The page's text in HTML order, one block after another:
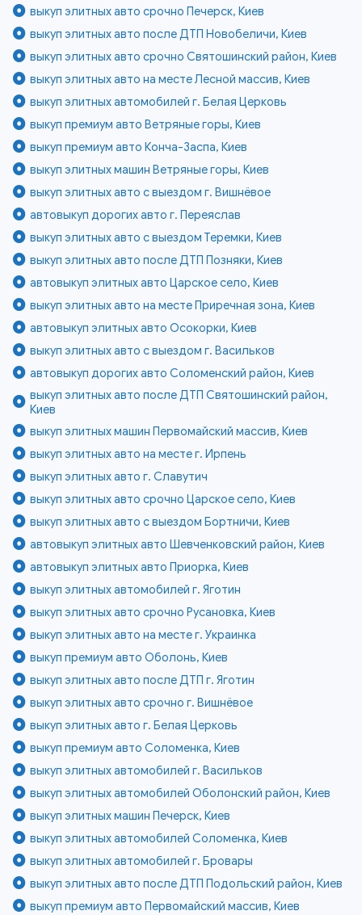
выкуп элитных авто срочно Печерск, Киев
выкуп элитных авто после ДТП Новобеличи, Киев
выкуп элитных авто срочно Святошинский район, Киев
выкуп элитных авто на месте Лесной массив, Киев
выкуп элитных автомобилей г. Белая Церковь
выкуп премиум авто Ветряные горы, Киев
выкуп премиум авто Конча-Заспа, Киев
выкуп элитных машин Ветряные горы, Киев
выкуп элитных авто с выездом г. Вишнёвое
автовыкуп дорогих авто г. Переяслав
выкуп элитных авто с выездом Теремки, Киев
выкуп элитных авто после ДТП Позняки, Киев
автовыкуп элитных авто Царское село, Киев
выкуп элитных авто на месте Приречная зона, Киев
автовыкуп элитных авто Осокорки, Киев
выкуп элитных авто с выездом г. Васильков
автовыкуп дорогих авто Соломенский район, Киев
выкуп элитных авто после ДТП Святошинский район,
Киев
выкуп элитных машин Первомайский массив, Киев
выкуп элитных авто на месте г. Ирпень
выкуп элитных авто г. Славутич
выкуп элитных авто срочно Царское село, Киев
выкуп элитных авто с выездом Бортничи, Киев
автовыкуп элитных авто Шевченковский район, Киев
автовыкуп элитных авто Приорка, Киев
выкуп элитных автомобилей г. Яготин
выкуп элитных авто срочно Русановка, Киев
выкуп элитных авто на месте г. Украинка
выкуп премиум авто Оболонь, Киев
выкуп элитных авто после ДТП г. Яготин
выкуп элитных авто срочно г. Вишнёвое
выкуп элитных авто г. Белая Церковь
выкуп премиум авто Соломенка, Киев
выкуп элитных автомобилей г. Васильков
выкуп элитных автомобилей Оболонский район, Киев
выкуп элитных машин Печерск, Киев
выкуп элитных автомобилей Соломенка, Киев
выкуп элитных автомобилей г. Бровары
выкуп элитных авто после ДТП Подольский район, Киев
выкуп премиум авто Первомайский массив, Киев